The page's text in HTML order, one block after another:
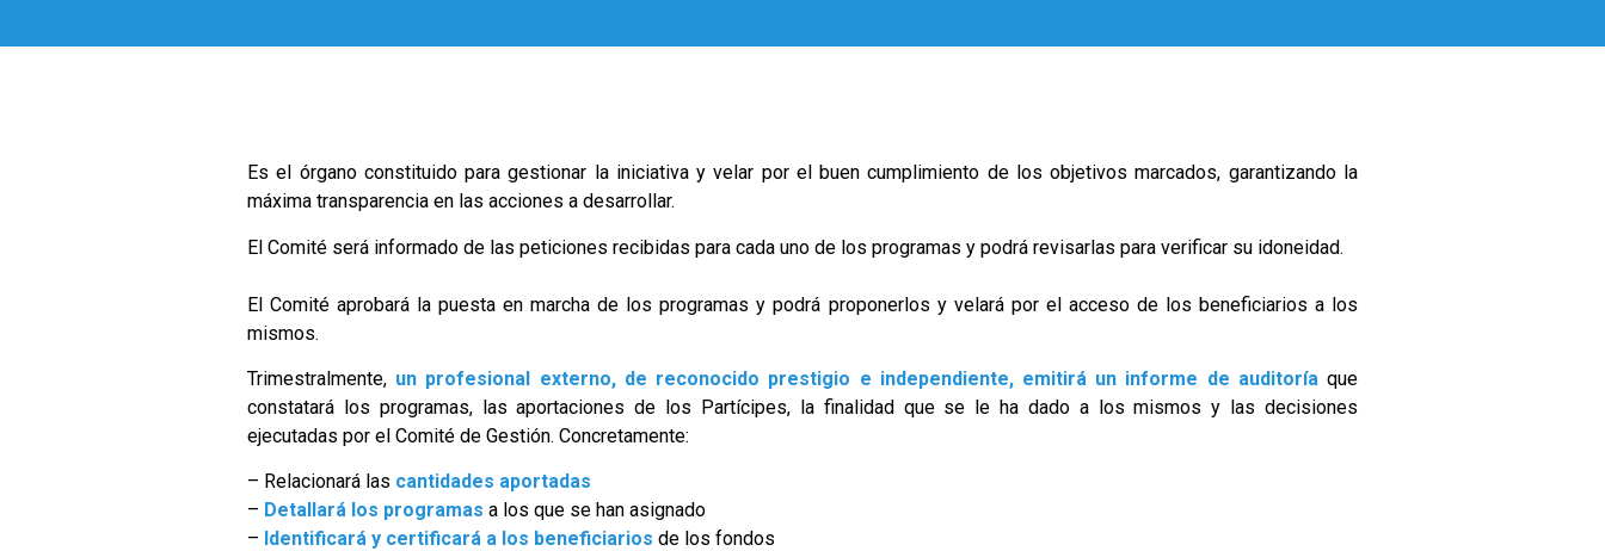
Es el órgano constituido para gestionar la iniciativa y velar por el buen cumplimiento de los objetivos marcados, garantizando la
máxima transparencia en las acciones a desarrollar.
El Comité será informado de las peticiones recibidas para cada uno de los programas y podrá revisarlas para verificar su idoneidad.
El Comité aprobará la puesta en marcha de los programas y podrá proponerlos y velará por el acceso de los beneficiarios a los
mismos.
Trimestralmente, un profesional externo, de reconocido prestigio e independiente, emitirá un informe de auditoríaque
constatará los programas, las aportaciones de los Partícipes, la finalidad que se le ha dado a los mismos y las decisiones
ejecutadas por el Comité de Gestión. Concretamente:
– Relacionará las cantidades aportadas
– Detallará los programas a los que se han asignado
– Identificará y certificará a los beneficiarios de los fondos